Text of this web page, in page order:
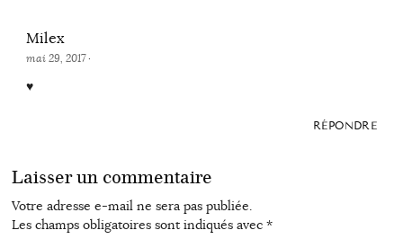
Milex
mai 29, 2017·
♥
RÉPONDRE
Laisser un commentaire
Votre adresse e-mail ne sera pas publiée.
Les champs obligatoires sont indiqués avec *